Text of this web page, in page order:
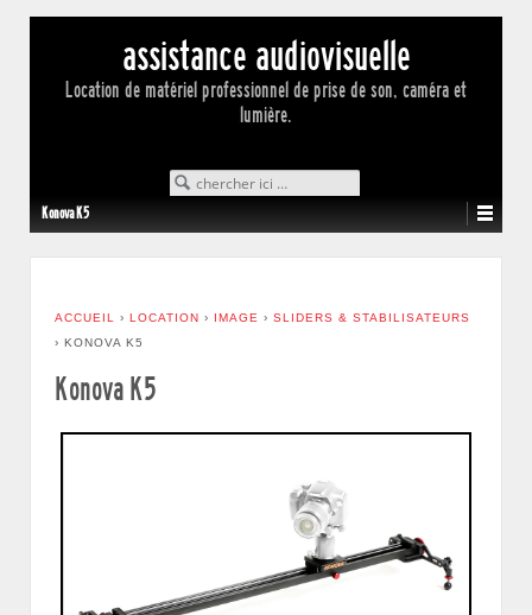
assistance audiovisuelle
Location de matériel professionnel de prise de son, caméra et
lumière.
Search for:
Konova K5
ACCUEIL › LOCATION › IMAGE › SLIDERS & STABILISATEURS
› KONOVA K5
Konova K5